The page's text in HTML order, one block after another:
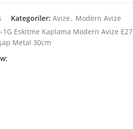
Kategoriler: Avize , Modern Avize
1G Eskitme Kaplama Modern Avize E27
Metal 30cm